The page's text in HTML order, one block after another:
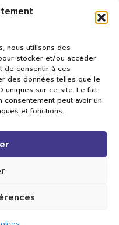
nous utilisons des
stocker et/ou accéder
de consentir à ces
des données telles que le
uniques sur ce site. Le fait
peut avoir un
et fonctions.
réservés.